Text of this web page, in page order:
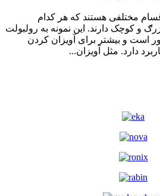
مختلفی هستند که هر کدام
و کوچک دارند. این نمونه به رولبولت
و بیشتر برای آویزان کردن
دارد. مثل آویزان...